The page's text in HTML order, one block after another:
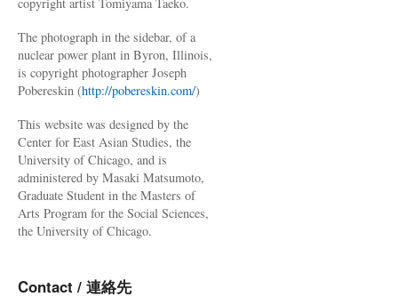
The photograph in the sidebar, of a
nuclear power plant in Byron, Illinois,
is copyright photographer Joseph
Pobereskin (http://pobereskin.com/)
This website was designed by the
Center for East Asian Studies, the
University of Chicago, and is
administered by Masaki Matsumoto,
Graduate Student in the Masters of
Arts Program for the Social Sciences,
the University of Chicago.
Contact / 連絡先